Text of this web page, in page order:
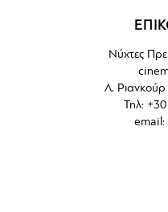
Νύχτες
Λ.
Τηλ:
email: